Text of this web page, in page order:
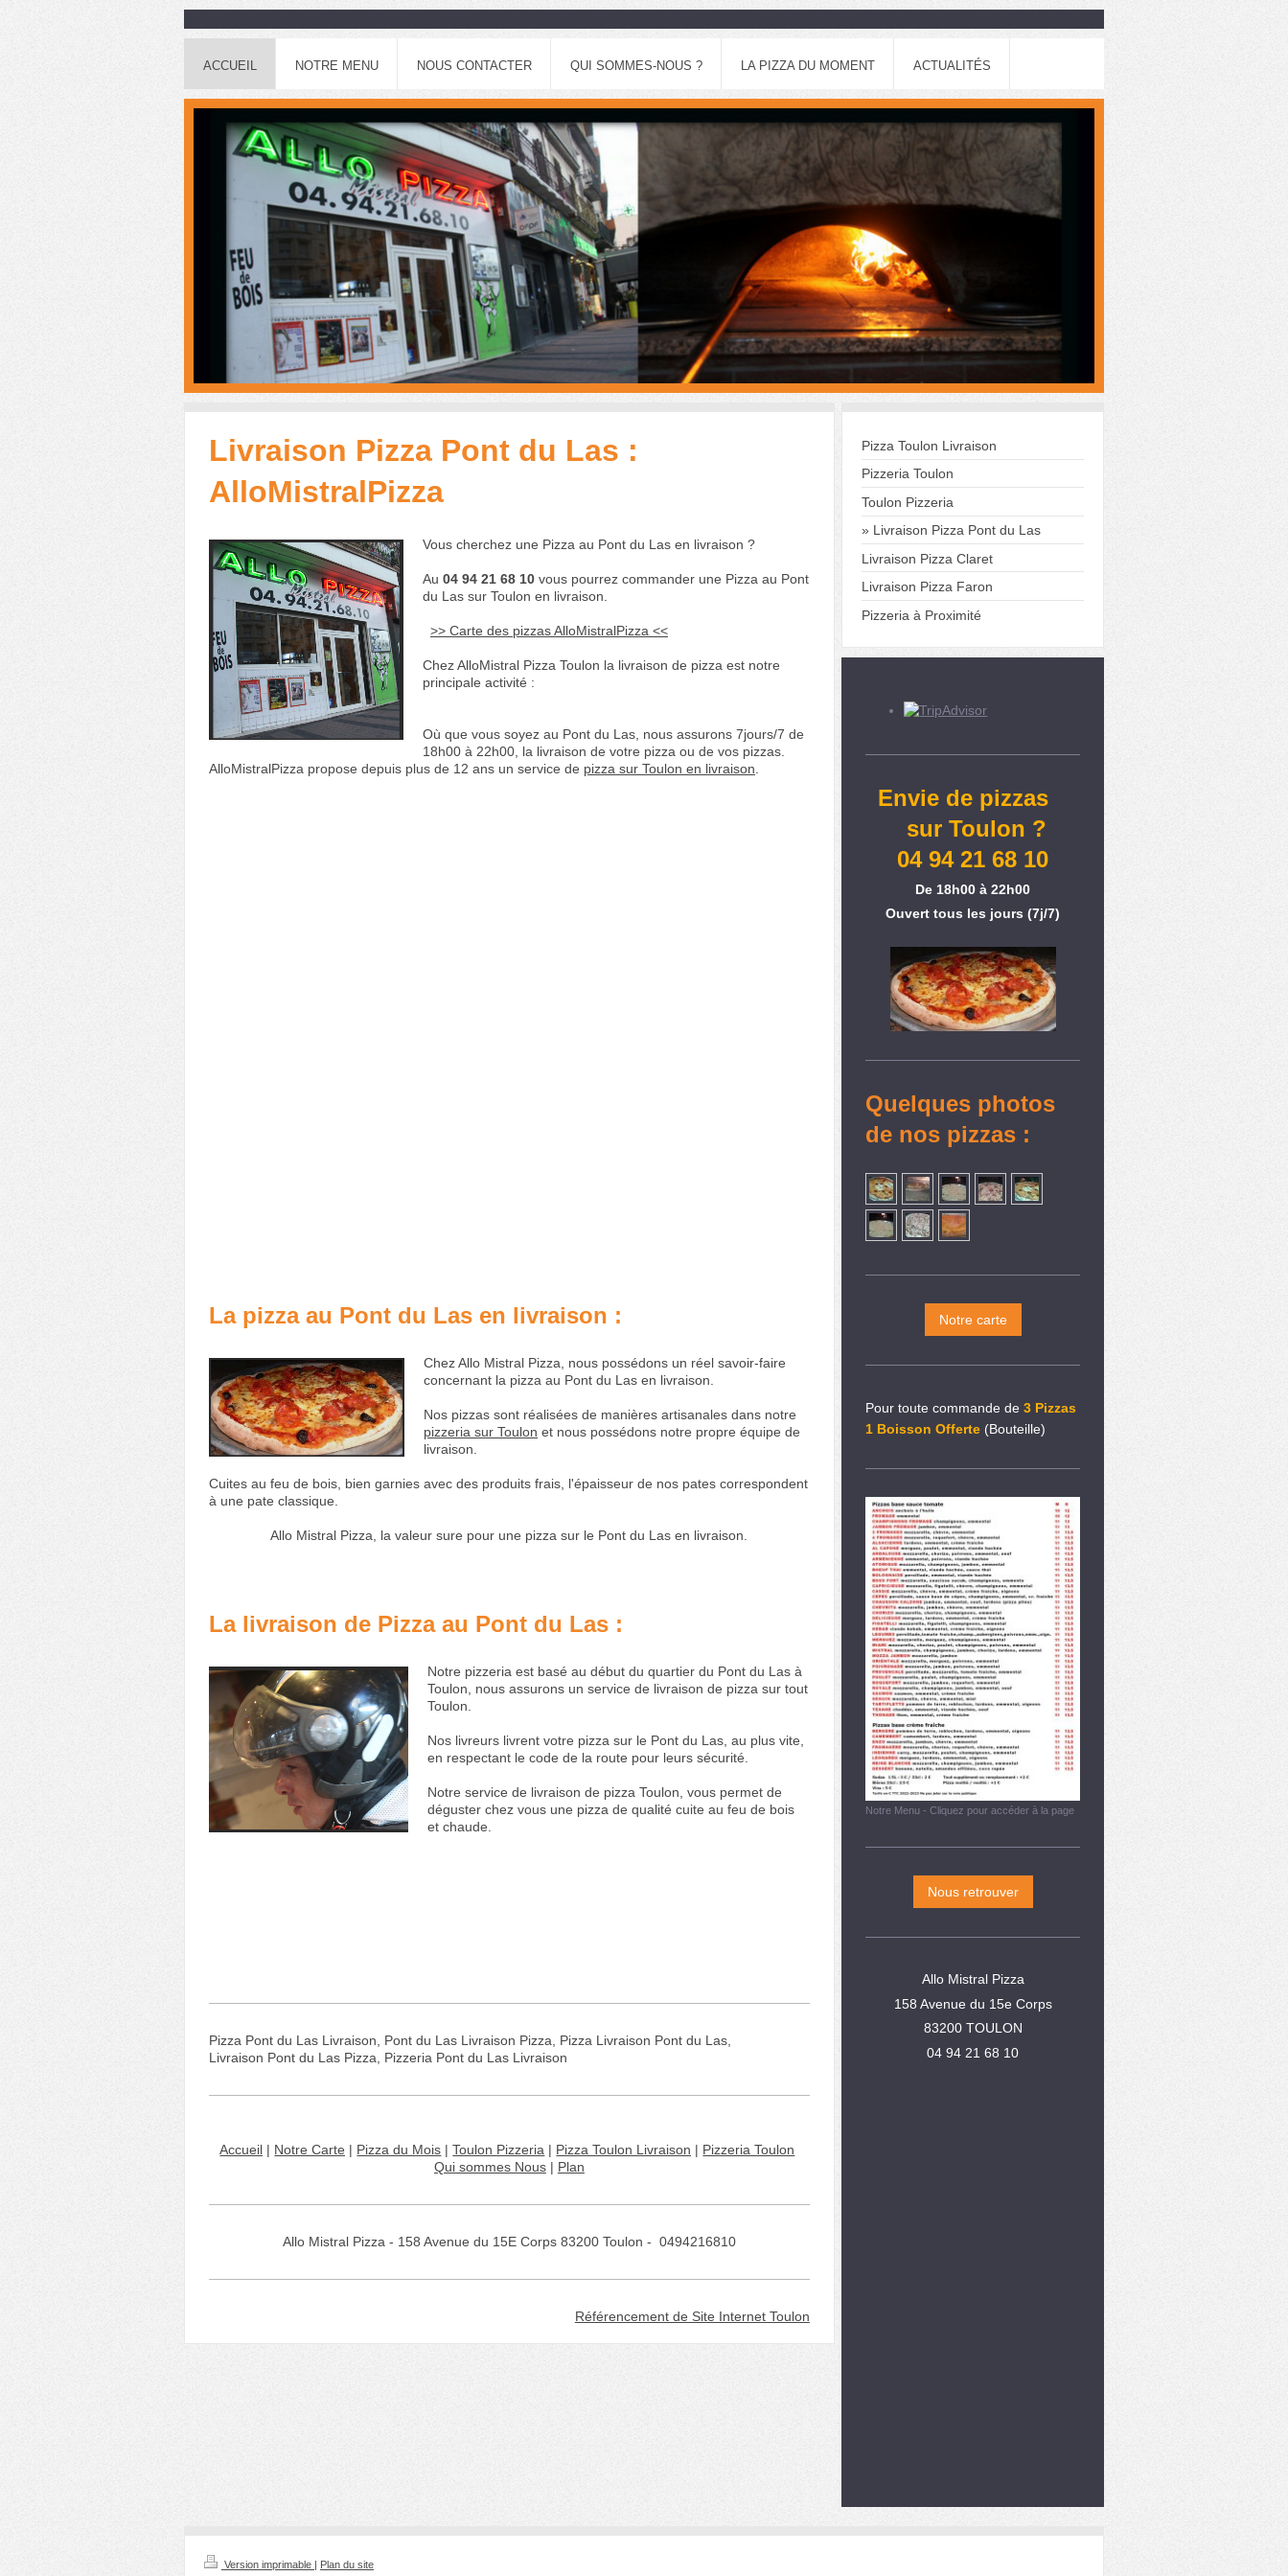
ACCUEIL NOTRE MENU NOUS CONTACTER QUI SOMMES-NOUS ? LA PIZZA DU MOMENT ACTUALITÉS
Livraison Pizza Pont du Las :
AlloMistralPizza
Vous cherchez une Pizza au Pont du Las en livraison ?
Au 04 94 21 68 10 vous pourrez commander une Pizza au Pont
du Las sur Toulon en livraison.
>> Carte des pizzas AlloMistralPizza <<
Chez AlloMistral Pizza Toulon la livraison de pizza est notre
principale activité :
Où que vous soyez au Pont du Las, nous assurons 7jours/7 de
18h00 à 22h00, la livraison de votre pizza ou de vos pizzas.
AlloMistralPizza propose depuis plus de 12 ans un service de pizza sur Toulon en livraison
La pizza au Pont du Las en livraison :
Chez Allo Mistral Pizza, nous possédons un réel savoir-faire
concernant la pizza au Pont du Las en livraison.
Nos pizzas sont réalisées de manières artisanales dans notre
pizzeria sur Toulon et nous possédons notre propre équipe de
livraison.
Cuites au feu de bois, bien garnies avec des produits frais, l'épaisseur de nos pates correspondent
à une pate classique.
Allo Mistral Pizza, la valeur sure pour une pizza sur le Pont du Las en livraison.
La livraison de Pizza au Pont du Las :
Notre pizzeria est basé au début du quartier du Pont du Las à
Toulon, nous assurons un service de livraison de pizza sur tout
Toulon.
Nos livreurs livrent votre pizza sur le Pont du Las, au plus vite,
en respectant le code de la route pour leurs sécurité.
Notre service de livraison de pizza Toulon, vous permet de
déguster chez vous une pizza de qualité cuite au feu de bois
et chaude.
Pizza Pont du Las Livraison, Pont du Las Livraison Pizza, Pizza Livraison Pont du Las,
Livraison Pont du Las Pizza, Pizzeria Pont du Las Livraison
Accueil | Notre Carte | Pizza du Mois |Toulon Pizzeria | Pizza Toulon Livraison | Pizzeria Toulon
Qui sommes Nous| Plan
Allo Mistral Pizza - 158 Avenue du 15E Corps 83200 Toulon - 0494216810
Référencement de Site Internet Toulon
Pizza Toulon Livraison
Pizzeria Toulon
Toulon Pizzeria
Livraison Pizza Pont du Las
Livraison Pizza Claret
Livraison Pizza Faron
Pizzeria à Proximité
Envie de pizzas
sur Toulon ?
04 94 21 68 10
De 18h00 à 22h00
Ouvert tous les jours (7j/7)
Quelques photos
de nos pizzas :
Notre carte
Pour toute commande de 3 Pizzas
1 Boisson Offerte (Bouteille)
Notre Menu - Cliquez pour accéder à la page
Nous retrouver
Allo Mistral Pizza
158 Avenue du 15e Corps
83200 TOULON
04 94 21 68 10
Version imprimable | Plan du site